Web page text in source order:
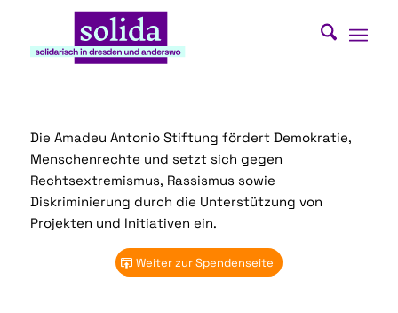
Die Amadeu Antonio Stiftung fördert Demokratie,
Menschenrechte und setzt sich gegen
Rechtsextremismus, Rassismus sowie
Diskriminierung durch die Unterstützung von
Projekten und Initiativen ein.
Weiter zur Spendenseite